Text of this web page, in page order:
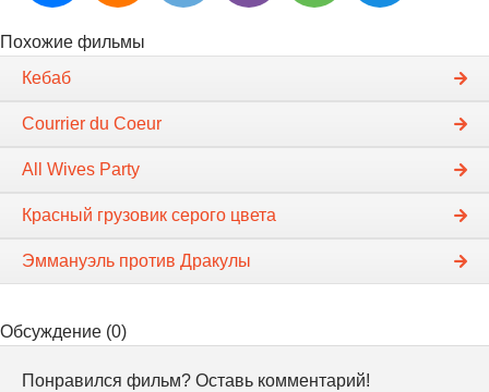
Похожие фильмы
Кебаб
Courrier du Coeur
All Wives Party
Красный грузовик серого цвета
Эммануэль против Дракулы
Обсуждение (0)
Понравился фильм? Оставь комментарий!